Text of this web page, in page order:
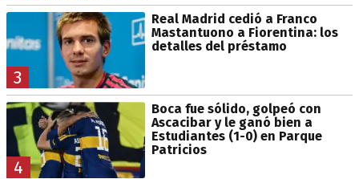
3
Real Madrid cedió a Franco
Mastantuono a Fiorentina: los
detalles del préstamo
4
Boca fue sólido, golpeó con
Ascacibar y le ganó bien a
Estudiantes (1-0) en Parque
Patricios